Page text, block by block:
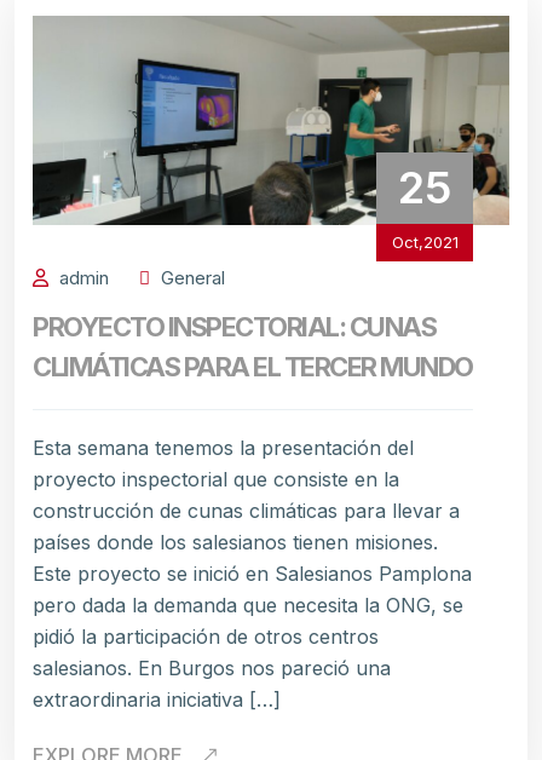
25
Oct,2021
admin General
PROYECTO INSPECTORIAL: CUNAS
CLIMÁTICAS PARA EL TERCER MUNDO
Esta semana tenemos la presentación del
proyecto inspectorial que consiste en la
construcción de cunas climáticas para llevar a
países donde los salesianos tienen misiones.
Este proyecto se inició en Salesianos Pamplona
pero dada la demanda que necesita la ONG, se
pidió la participación de otros centros
salesianos. En Burgos nos pareció una
extraordinaria iniciativa […]
EXPLORE MORE